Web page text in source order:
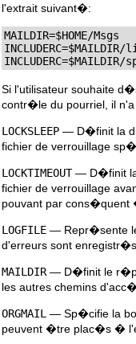
l'extrait suivant�:
MAILDIR=$HOME/Msgs
INCLUDERC=$MAILDIR/
Si l'utilisateur souhaite
contr�le du pourriel, il
LOCKSLEEP — D�finit la
fichier de verrouillage
LOCKTIMEOUT— D�finit la
fichier de verrouillage
pouvant par cons�quent
LOGFILE — Repr�sente le
d'erreurs sont
MAILDIR — D�finit le
les autres chemins
ORGMAIL — Sp�cifie la
peuvent �tre plac�s �